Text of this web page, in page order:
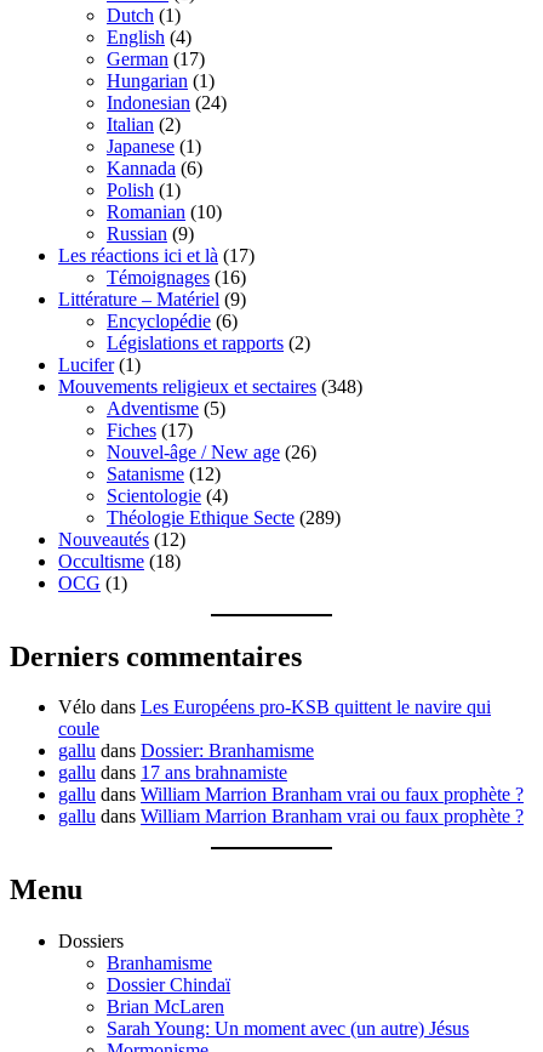
Dutch (1)
English (4)
German (17)
Hungarian (1)
Indonesian (24)
Italian (2)
Japanese (1)
Kannada (6)
Polish (1)
Romanian (10)
Russian (9)
Les réactions ici et là (17)
Témoignages (16)
Littérature – Matériel (9)
Encyclopédie (6)
Législations et rapports (2)
Lucifer(1)
Mouvements religieux et sectaires (348)
Adventisme (5)
Fiches (17)
Nouvel-âge / New age (26)
Satanisme (12)
Scientologie (4)
Théologie Ethique Secte (289)
Nouveautés (12)
Occultisme (18)
OCG (1)
Derniers commentaires
Vélo dans Les Européens pro-KSB quittent le navire qui
coule
gallu dans Dossier: Branhamisme
gallu dans 17 ans brahnamiste
gallu dans William Marrion Branham vrai ou faux prophète ?
gallu dans William Marrion Branham vrai ou faux prophète ?
Menu
Dossiers
Branhamisme
Dossier Chindaï
Brian McLaren
Sarah Young: Un moment avec (un autre) Jésus